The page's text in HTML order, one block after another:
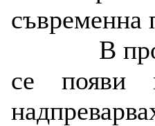
съвременна
В
се появи